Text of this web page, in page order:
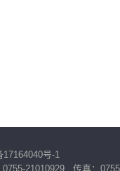
17164040号-1
21010929 传真：